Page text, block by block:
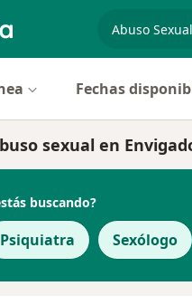
Fechas
sexual en
buscando?
Psiquiatra Sexólogo